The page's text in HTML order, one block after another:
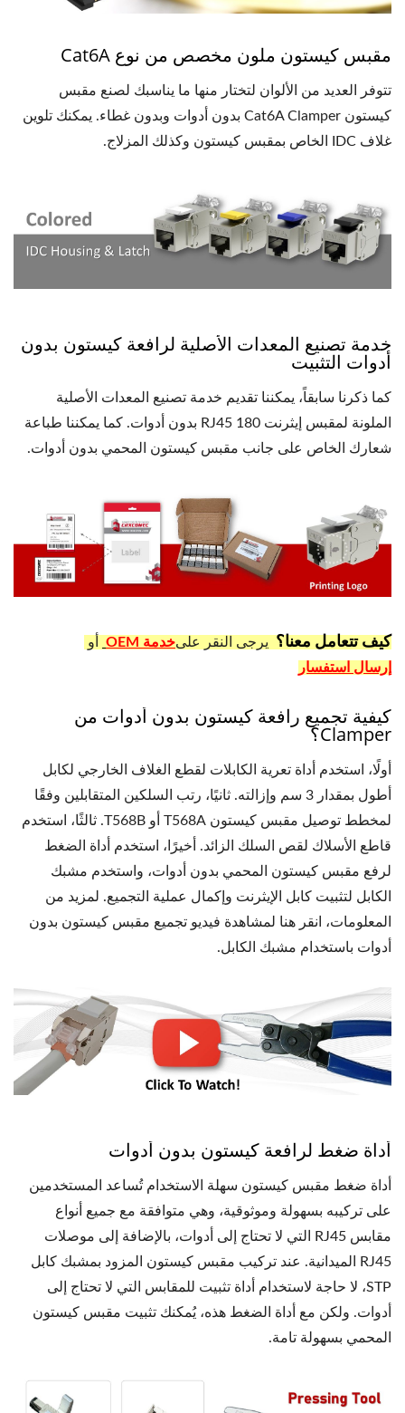
مقبس كيستون ملون مخصص من نوع Cat6A
تتوفر العديد من الألوان لتختار منها ما يناسبك لصنع مقبس
كيستون Cat6A Clamper بدون أدوات وبدون غطاء. يمكنك تلوين
غلاف IDC الخاص بمقبس كيستون وكذلك المزلاج.
خدمة تصنيع المعدات الأصلية لرافعة كيستون بدون
أدوات التثبيت
كما ذكرنا سابقاً، يمكننا تقديم خدمة تصنيع المعدات الأصلية
الملونة لمقبس إيثرنت RJ45 180 بدون أدوات. كما يمكننا طباعة
شعارك الخاص على جانب مقبس كيستون المحمي بدون أدوات.
كيف تتعامل معنا؟ يرجى النقر علىخدمة OEM
أو
إرسال استفسار
كيفية تجميع رافعة كيستون بدون أدوات من
Clamper؟
أولًا، استخدم أداة تعرية الكابلات لقطع الغلاف الخارجي لكابل
أطول بمقدار 3 سم وإزالته. ثانيًا، رتب السلكين المتقابلين وفقًا
لمخطط توصيل مقبس كيستون T568A أو T568B. ثالثًا، استخدم
قاطع الأسلاك لقص السلك الزائد. أخيرًا، استخدم أداة الضغط
لرفع مقبس كيستون المحمي بدون أدوات، واستخدم مشبك
الكابل لتثبيت كابل الإيثرنت وإكمال عملية التجميع. لمزيد من
المعلومات، انقر هنا لمشاهدة فيديو تجميع مقبس كيستون بدون
أدوات باستخدام مشبك الكابل.
أداة ضغط لرافعة كيستون بدون أدوات
أداة ضغط مقبس كيستون سهلة الاستخدام تُساعد المستخدمين
على تركيبه بسهولة وموثوقية، وهي متوافقة مع جميع أنواع
مقابس RJ45 التي لا تحتاج إلى أدوات، بالإضافة إلى موصلات
RJ45 الميدانية. عند تركيب مقبس كيستون المزود بمشبك كابل
STP، لا حاجة لاستخدام أداة تثبيت للمقابس التي لا تحتاج إلى
أدوات. ولكن مع أداة الضغط هذه، يُمكنك تثبيت مقبس كيستون
المحمي بسهولة تامة.